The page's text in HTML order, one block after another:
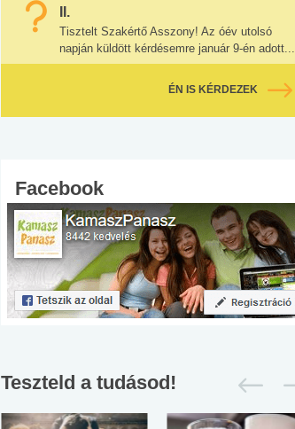
II.
Tisztelt Szakértő Asszony! Az óév utolsó
napján küldött kérdésemre január 9-én adott...
ÉN IS KÉRDEZEK
Facebook
Teszteld a tudásod!